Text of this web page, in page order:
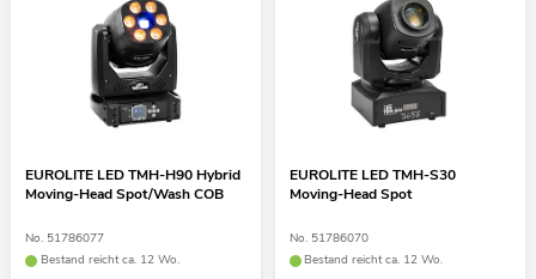
EUROLITE LED TMH-H90 Hybrid
Moving-Head Spot/Wash COB
No. 51786077
Bestand reicht ca. 12 Wo.
EUROLITE LED TMH-S30
Moving-Head Spot
No. 51786070
Bestand reicht ca. 12 Wo.